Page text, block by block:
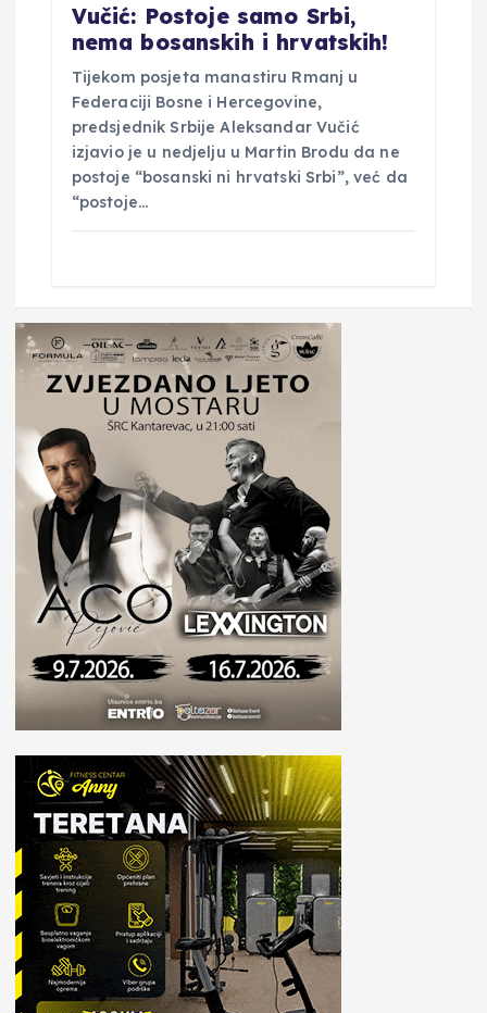
Vučić: Postoje samo Srbi,
nema bosanskih i hrvatskih!
Tijekom posjeta manastiru Rmanj u
Federaciji Bosne i Hercegovine,
predsjednik Srbije Aleksandar Vučić
izjavio je u nedjelju u Martin Brodu da ne
postoje “bosanski ni hrvatski Srbi”, već da
“postoje…